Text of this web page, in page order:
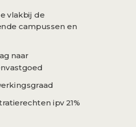
vlakbij de
campussen en
naar
ipv 21%